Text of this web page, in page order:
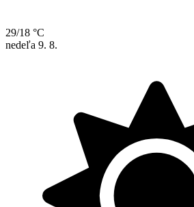
29/18 °C
nedeľa 9. 8.